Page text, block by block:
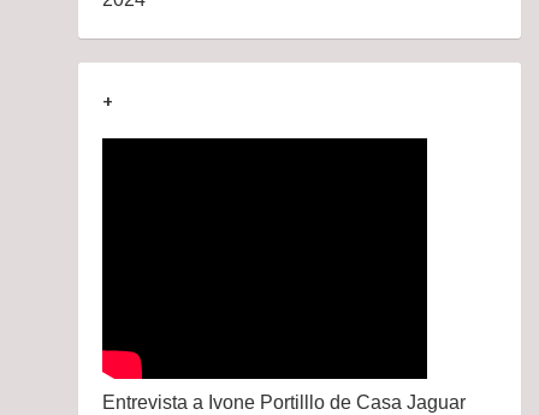
+
Entrevista a Ivone Portilllo de Casa Jaguar